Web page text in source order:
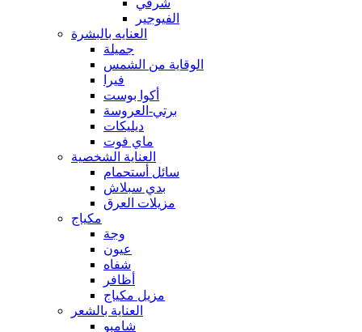
الفيوجير
العنايه بالبشرة
جميلة
الوقاية من الشمس
فيرا
أكوا بوست
برتي-العروسة
ديليكات
ماي فوت
العناية الشخصية
سائل أستحمام
بدي سبلاش
مزيلات العرق
مكياج
وجة
عيون
شفاه
أظافر
مزيل مكياج
العناية بالشعر
شامبو